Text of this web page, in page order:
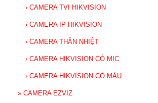
› CAMERA TVI HIKVISION
› CAMERA IP HIKVISION
› CAMERA THÂN NHIỆT
› CAMERA HIKVISION CÓ MIC
› CAMERA HIKVISION CÓ MÀU
» CAMERA EZVIZ